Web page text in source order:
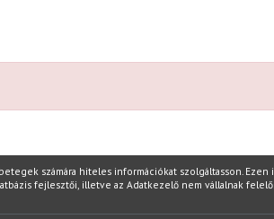
számára hiteles információkat szolgáltasson.
fejlesztői, illetve az Adatkezelő nem vállalnak